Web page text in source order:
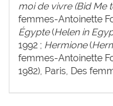
moi de vivre (Bid Me
femmes-Antoinette
Égypte(Helen in
1992 ; Hermione(
femmes-Antoinette
1982), Paris, Des